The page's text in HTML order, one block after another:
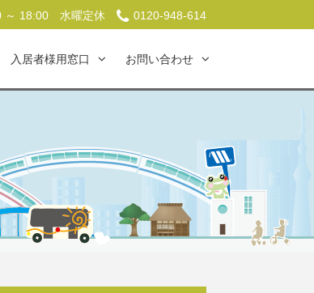
～ 18:00 水曜定休 0120-948-614
入居者様用窓口 お問い合わせ